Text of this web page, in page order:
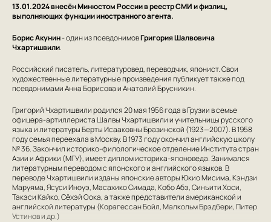
13.01.2024 внесён Минюстом России в реестр СМИ и физлиц,
выполняющих функции иностранного агента.
Борис Акунин- один из псевдонимовГригория Шалвовича
Чхартишвили.
Российский писатель, литературовед, переводчик, японист. Свои
художественные литературные произведения публикует также под
псевдонимами Анна Борисова и Анатолий Брусникин.
Григорий Чхартишвили родился 20 мая 1956 года в Грузии в семье
офицера-артиллериста Шалвы Чхартишвили и учительницы русского
языка и литературы Берты Исааковны Бразинской (1923—2007). В 1958
году семья переехала в Москву. В 1973 году окончил английскую школу
№ 36. Закончил историко-филологическое отделение Института стран
Азии и Африки (МГУ), имеет диплом историка-японоведа. Занимался
литературным переводом с японского и английского языков. В
переводе Чхартишвили изданы японские авторы Юкио Мисима, Кэндзи
Маруяма, Ясуси Иноуэ, Масахико Симада, Кобо Абэ, Синъити Хоси,
Такэси Кайко, Сёхэй Оока, а также представители американской и
английской литературы (Корагессан Бойл, Малкольм Брэдбери, Питер
Устинов и др.)